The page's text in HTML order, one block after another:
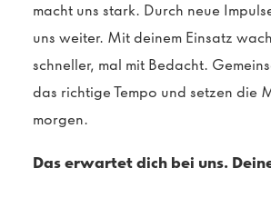
macht uns stark. Durch neue
uns weiter. Mit deinem Einsatz
schneller, mal mit Bedacht.
das richtige Tempo und setzen die
morgen.
Das erwartet dich bei uns.